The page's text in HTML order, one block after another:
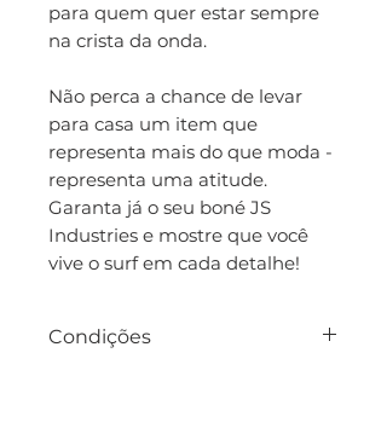
para quem quer estar sempre
na crista da onda.
Não perca a chance de levar
para casa um item que
representa mais do que moda -
representa uma atitude.
Garanta já o seu boné JS
Industries e mostre que você
vive o surf em cada detalhe!
Condições